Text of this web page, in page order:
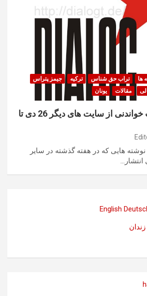
ها تراب حق شناس ترکیه
جیمز پتراس
مقالات یونان
وبگردی: مطالب خواندنی از سایت های دیگر 26 دی تا
هایی که در هفته گذشته در سایر
انتشار…
English